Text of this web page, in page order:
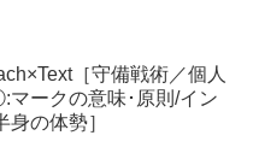
［守備戦術／個人
ークの意味･原則/イン
身の体勢］